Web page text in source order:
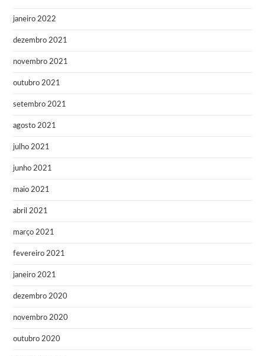
janeiro 2022
dezembro 2021
novembro 2021
outubro 2021
setembro 2021
agosto 2021
julho 2021
junho 2021
maio 2021
abril 2021
março 2021
fevereiro 2021
janeiro 2021
dezembro 2020
novembro 2020
outubro 2020